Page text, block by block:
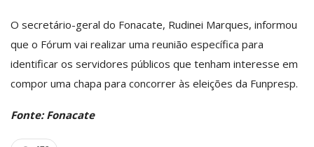
O secretário-geral do Fonacate, Rudinei Marques, informou
que o Fórum vai realizar uma reunião específica para
identificar os servidores públicos que tenham interesse em
compor uma chapa para concorrer às eleições da Funpresp.
Fonte: Fonacate